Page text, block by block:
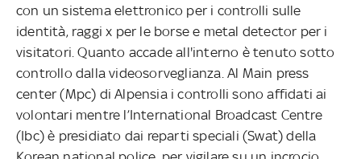
con un sistema elettronico per i controlli sulle
identità, raggi x per le borse e metal detector per i
visitatori. Quanto accade all'interno è tenuto sotto
controllo dalla videosorveglianza. Al Main press
center (Mpc) di Alpensia i controlli sono affidati ai
volontari mentre l’International Broadcast Centre
(Ibc) è presidiato dai reparti speciali (Swat) della